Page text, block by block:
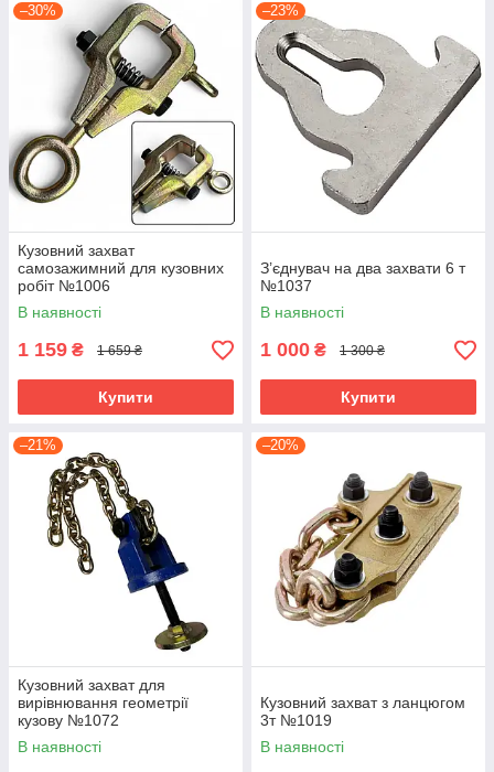
–30%
Кузовний захват
самозажимний для кузовних
робіт №1006
В наявності
1 159 ₴ 1 659 ₴
Купити
–23%
З’єднувач на два захвати 6 т
№1037
В наявності
1 000 ₴ 1 300 ₴
Купити
–21%
Кузовний захват для
вирівнювання геометрії
кузову №1072
В наявності
–20%
Кузовний захват з ланцюгом
3т №1019
В наявності